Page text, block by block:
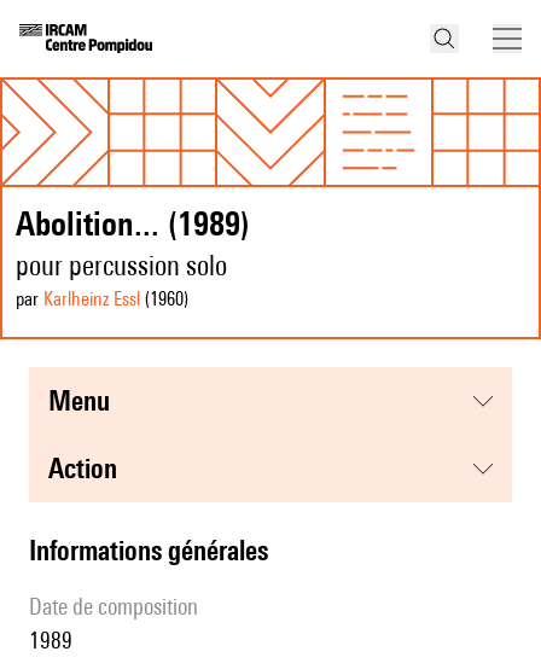
Abolition... (1989)
pour percussion solo
par Karlheinz Essl (1960)
menu
action
informations générales
date de composition
1989